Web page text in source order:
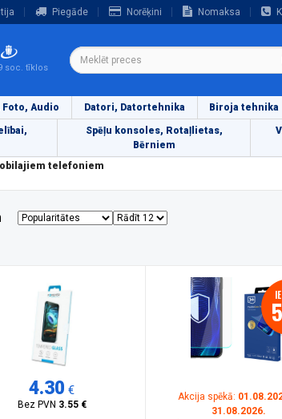
Piegāde Norēķini Nomaksa
soc. tīklos
Foto, Audio Datori, Datortehnika Biroja tehnika
Spēļu konsoles, Rotaļlietas,
Bērniem
telefoniem
4.30 €
Bez PVN 3.55 €
Akcija spēkā:
31.08.2026.